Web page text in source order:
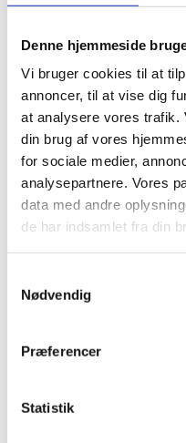
Denne hjemmeside
Vi bruger cookies til at
annoncer, til at vise dig
at analysere vores trafik.
din brug af vores
for sociale medier,
analysepartnere. Vores
data med andre
de har indsamlet fra din
Nødvendig
Præferencer
Statistik